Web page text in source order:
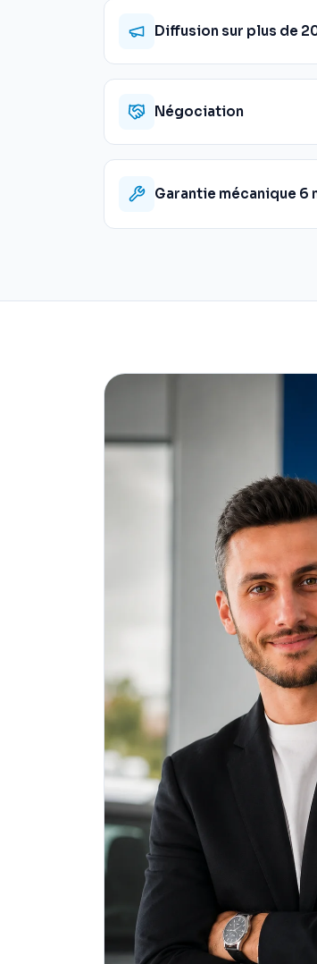
Diffusion sur plus de
Négociation
Garantie mécanique 6